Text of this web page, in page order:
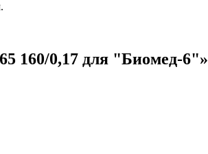
.
160/0,17 для "Биомед-6"»